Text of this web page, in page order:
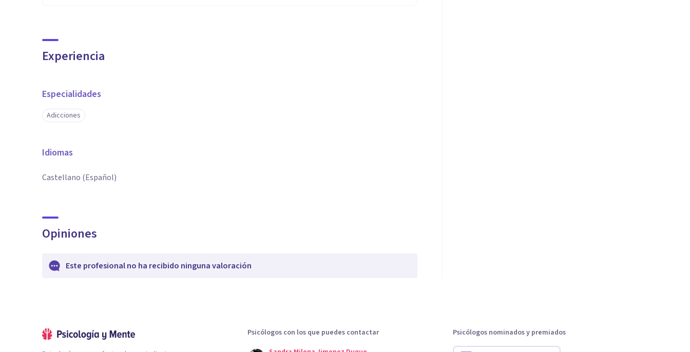
Experiencia
Especialidades
Adicciones
Idiomas
Castellano (Español)
Opiniones
Este profesional no ha recibido ninguna valoración
Psicólogos con los que puedes contactar
Psicólogos nominados y premiados